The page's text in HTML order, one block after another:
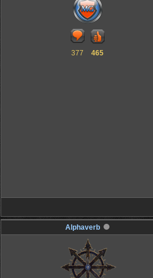
377 465
Alphaverb